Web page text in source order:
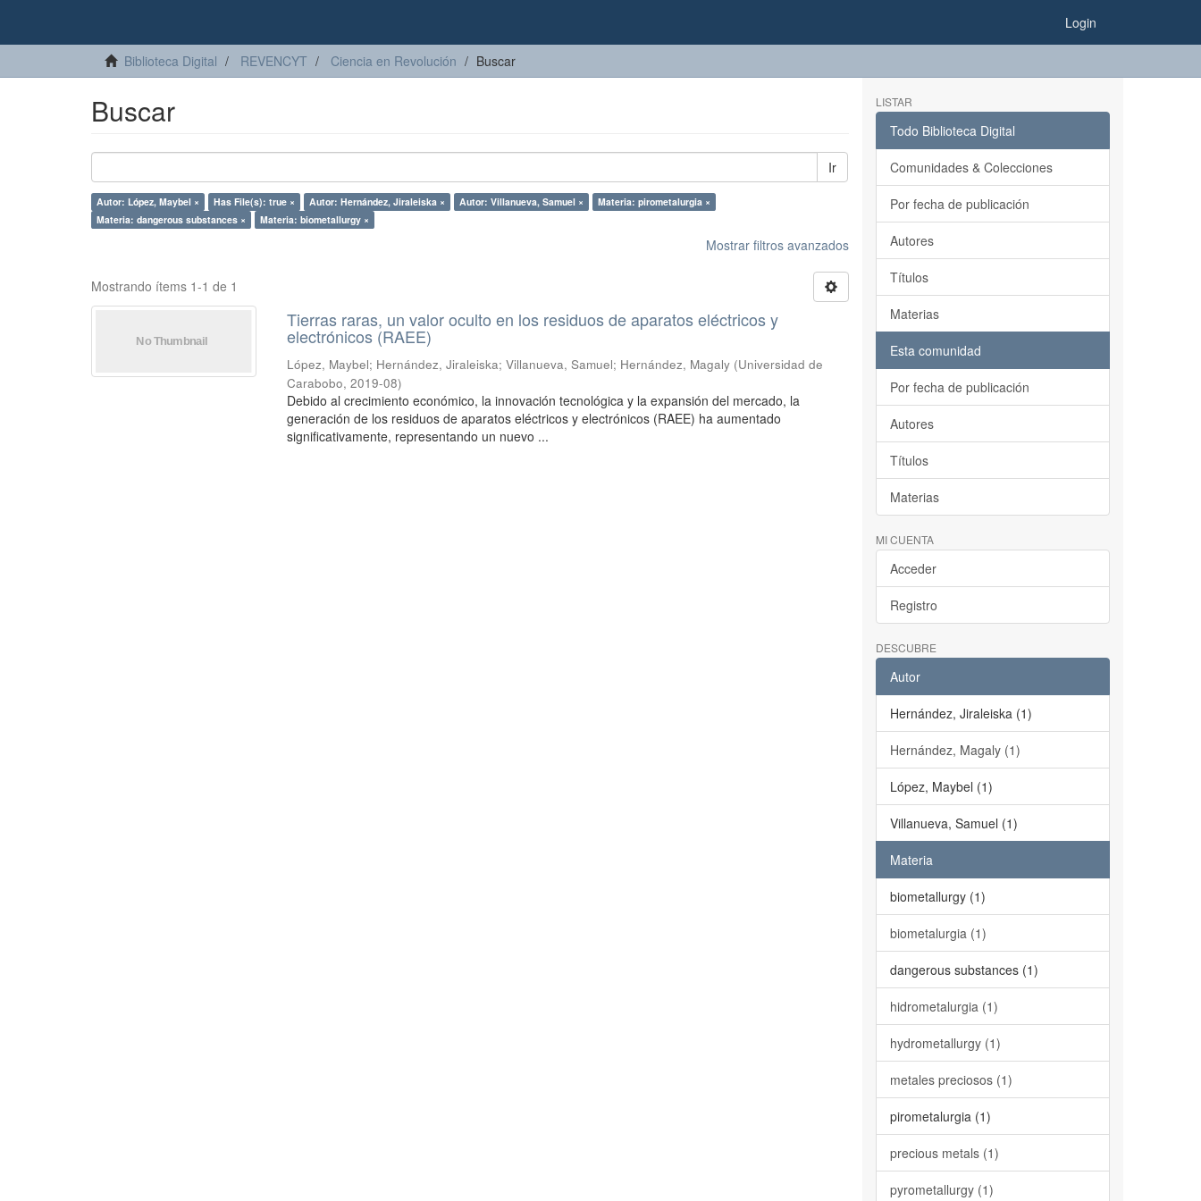
Login
Biblioteca Digital REVENCYT Ciencia en Revolución Buscar
Buscar
Ir
Autor: López, Maybel × Has File(s): true × Autor: Hernández, Jiraleiska × Autor: Villanueva, Samuel ×
Materia: pirometalurgia ×
Materia: dangerous substances ×
Materia: biometallurgy ×
Mostrar filtros avanzados
Mostrando ítems 1-1 de 1
Tierras raras, un valor oculto en los residuos de aparatos eléctricos y
electrónicos (RAEE)
López, Maybel; Hernández, Jiraleiska;Villanueva, Samuel; Hernández, Magaly (Universidad de
Carabobo,2019-08)
Debido al crecimiento económico, la innovación tecnológica y la expansión del mercado, la
generación de los residuos de aparatos eléctricos y electrónicos (RAEE) ha aumentado
significativamente, representando un nuevo ...
LISTAR
Todo Biblioteca Digital
Comunidades & Colecciones
Por fecha de publicación
Autores
Títulos
Materias
Esta comunidad
Por fecha de publicación
Autores
Títulos
Materias
MI CUENTA
Acceder
Registro
DESCUBRE
Autor
Hernández, Jiraleiska (1)
Hernández, Magaly (1)
López, Maybel (1)
Villanueva, Samuel (1)
Materia
biometallurgy (1)
biometalurgia (1)
dangerous substances (1)
hidrometalurgia (1)
hydrometallurgy (1)
metales preciosos (1)
pirometalurgia (1)
precious metals (1)
pyrometallurgy (1)